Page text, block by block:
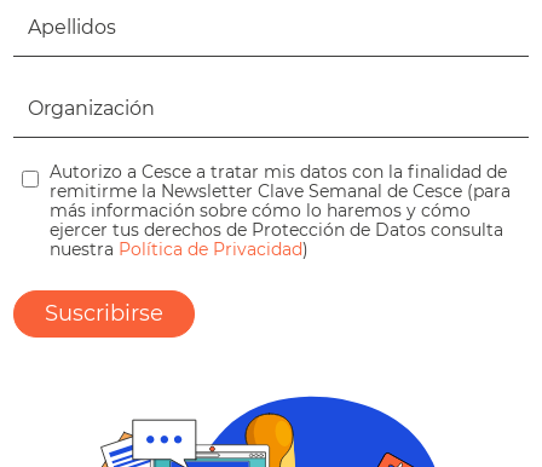
Autorizo a Cesce a tratar mis datos con la finalidad de
remitirme la Newsletter Clave Semanal de Cesce (para
más información sobre cómo lo haremos y cómo
ejercer tus derechos de Protección de Datos consulta
nuestra Política de Privacidad)